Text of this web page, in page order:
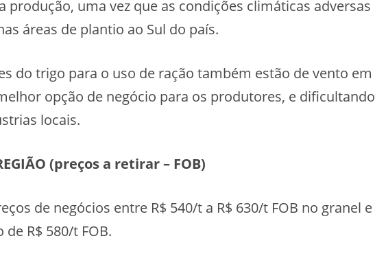
produção, uma vez que as condições climáticas adversas
áreas de plantio ao Sul do país.
do trigo para o uso de ração também estão de vento em
opção de negócio para os produtores, e dificultando
locais.
(preços a retirar – FOB)
de negócios entre R$ 540/t a R$ 630/t FOB no granel e
R$ 580/t FOB.